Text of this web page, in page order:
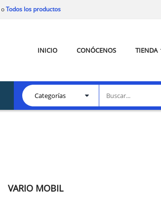
oTodos los productos
INICIO CONÓCENOS TIENDA
VARIO MOBIL